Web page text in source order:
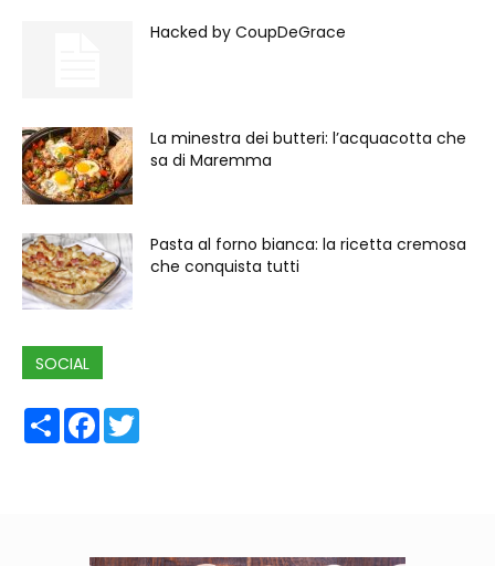
Hacked by CoupDeGrace
La minestra dei butteri: l’acquacotta che
sa di Maremma
Pasta al forno bianca: la ricetta cremosa
che conquista tutti
SOCIAL
ShareFacebook